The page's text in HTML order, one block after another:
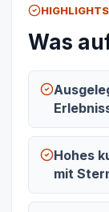
HIGHLIGHTS
Was
Hohes
mit